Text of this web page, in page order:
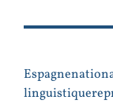
Espagne
linguistique